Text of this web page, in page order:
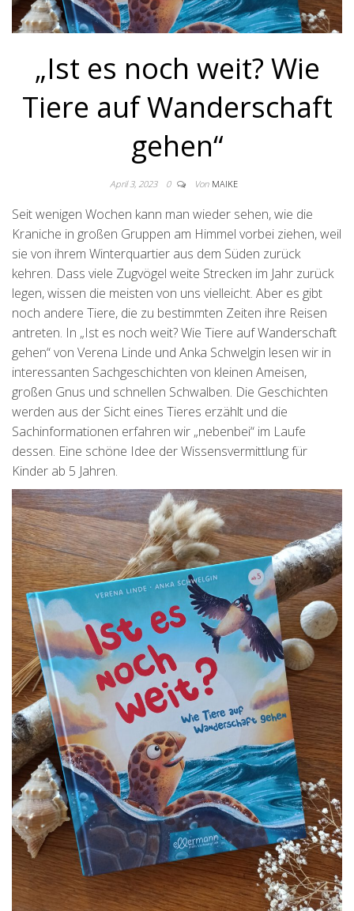
„Ist es noch weit? Wie
Tiere auf Wanderschaft
gehen“
April 3, 2023 0 Von MAIKE
Seit wenigen Wochen kann man wieder sehen, wie die
Kraniche in großen Gruppen am Himmel vorbei ziehen, weil
sie von ihrem Winterquartier aus dem Süden zurück
kehren. Dass viele Zugvögel weite Strecken im Jahr zurück
legen, wissen die meisten von uns vielleicht. Aber es gibt
noch andere Tiere, die zu bestimmten Zeiten ihre Reisen
antreten. In „Ist es noch weit? Wie Tiere auf Wanderschaft
gehen“ von Verena Linde und Anka Schwelgin lesen wir in
interessanten Sachgeschichten von kleinen Ameisen,
großen Gnus und schnellen Schwalben. Die Geschichten
werden aus der Sicht eines Tieres erzählt und die
Sachinformationen erfahren wir „nebenbei“ im Laufe
dessen. Eine schöne Idee der Wissensvermittlung für
Kinder ab 5 Jahren.